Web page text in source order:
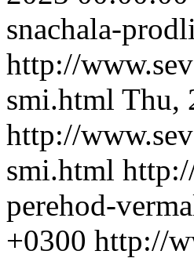
snachala-
http://
smi.html Thu,
http://
smi.html
perehod-
+0300 http://